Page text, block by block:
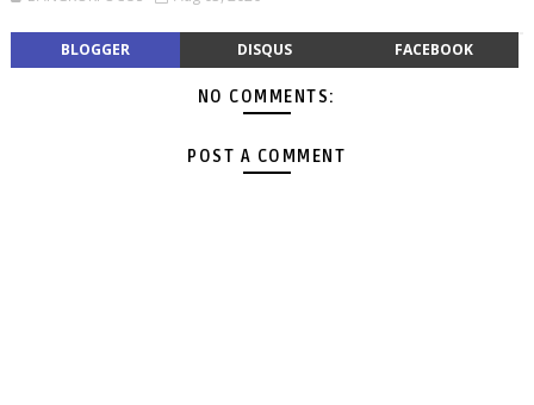
BLOGGER DISQUS FACEBOOK
NO COMMENTS:
POST A COMMENT